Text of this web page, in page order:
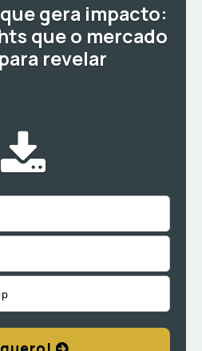
gera impacto:
que o mercado
revelar